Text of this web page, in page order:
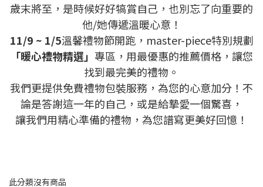
歲末將至，是時候好好犒賞自己，也別忘了向重要的
他/她傳遞溫暖心意！
11/9 ~ 1/5溫馨禮物節開跑，master-piece特別規劃
「暖心禮物精選」 專區， 用最優惠的推薦價格， 讓您
找到最完美的禮物。
我們更提供免費禮物包裝服務，為您的心意加分！ 不
論是答謝這一年的自己，或是給摯愛一個驚喜，
讓我們用精心準備的禮物， 為您譜寫更美好回憶！
此分類沒有商品